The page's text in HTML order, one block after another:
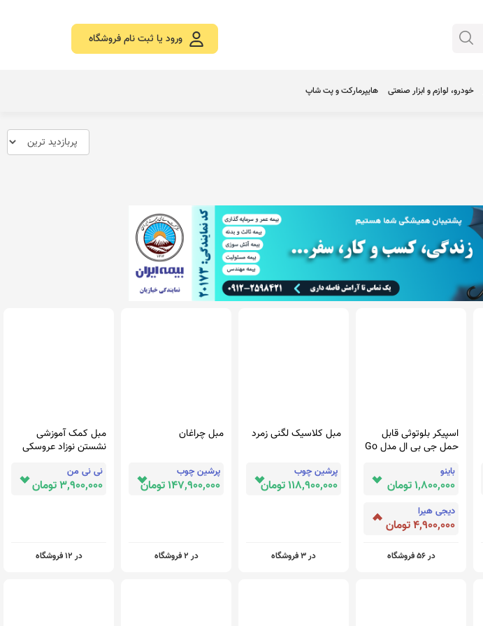
ورود یا ثبت نام فروشگاه
خودرو، لوازم و ابزار صنعتی هایپرمارکت و پت شاپ
اسپیکر بلوتوثی قابل
حمل جی بی ال مدل Go
باینو
1,800,000 تومان
دیجی هیرا
4,900,000 تومان
در 56 فروشگاه
مبل کلاسیک لگنی زمرد
پرشین چوب
118,900,000 تومان
در 3 فروشگاه
مبل چراغان
پرشین چوب
147,900,000 تومان
در 2 فروشگاه
مبل کمک آموزشی
نشستن نوزاد عروسکی
نی نی من
3,900,000 تومان
در 12 فروشگاه